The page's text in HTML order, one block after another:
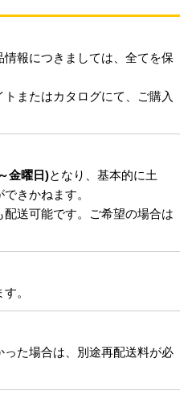
報につきましては、全てを保
またはカタログにて、ご購入
金曜日)となり、基本的に土
きかねます。
送可能です。ご希望の場合は
。
た場合は、別途再配送料が必